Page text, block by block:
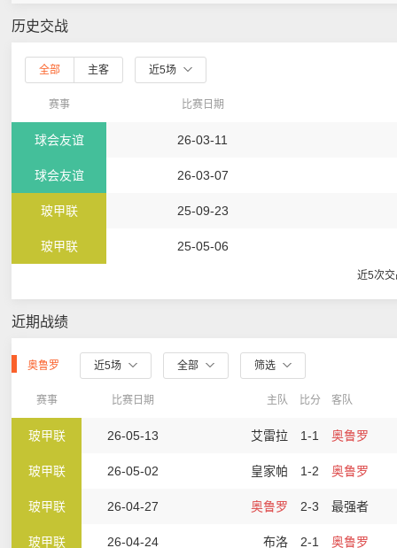
历史交战
全部 主客 近5场
赛事 比赛日期
球会友谊 26-03-11
球会友谊 26-03-07
玻甲联 25-09-23
玻甲联 25-05-06
近5次
近期战绩
奥鲁罗 近5场 全部 筛选
赛事 比赛日期 主队 比分 客队
玻甲联 26-05-13 艾雷拉 1-1 奥鲁罗
玻甲联 26-05-02 皇家帕 1-2 奥鲁罗
玻甲联 26-04-27 奥鲁罗 2-3 最强者
玻甲联 26-04-24 布洛 2-1 奥鲁罗